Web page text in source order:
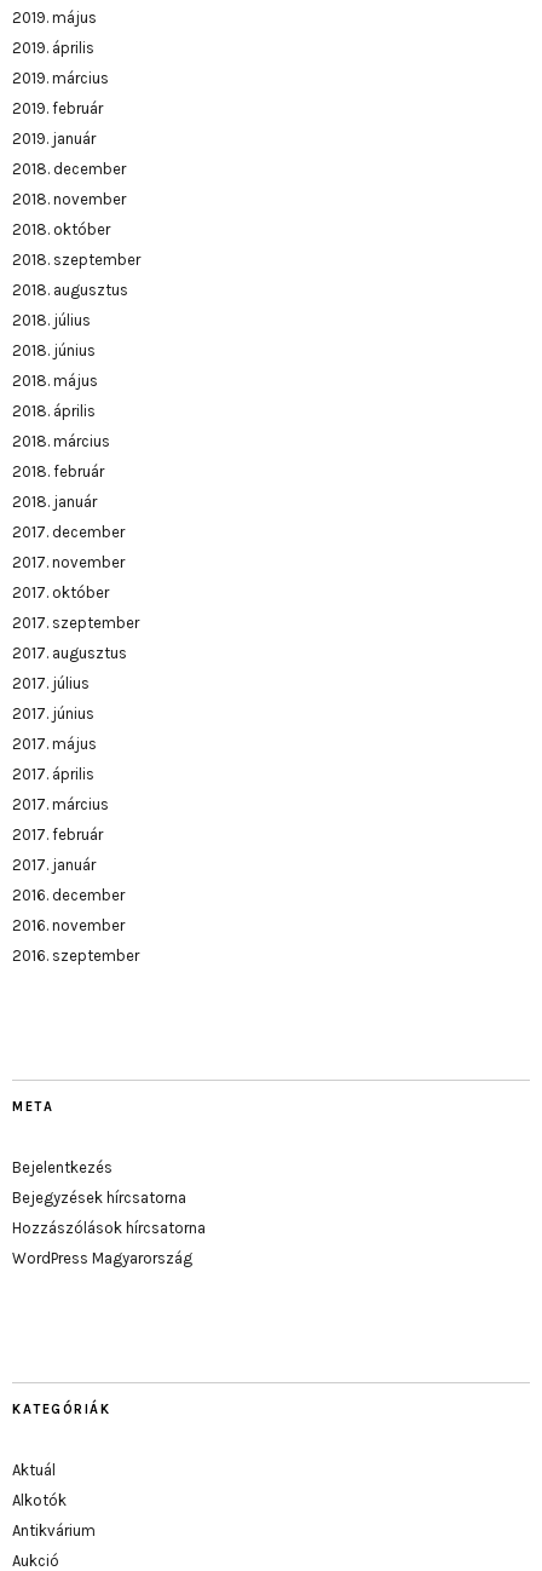
2019. május
2019. április
2019. március
2019. február
2019. január
2018. december
2018. november
2018. október
2018. szeptember
2018. augusztus
2018. július
2018. június
2018. május
2018. április
2018. március
2018. február
2018. január
2017. december
2017. november
2017. október
2017. szeptember
2017. augusztus
2017. július
2017. június
2017. május
2017. április
2017. március
2017. február
2017. január
2016. december
2016. november
2016. szeptember
META
Bejelentkezés
Bejegyzések hírcsatorna
Hozzászólások hírcsatorna
WordPress Magyarország
KATEGÓRIÁK
Aktuál
Alkotók
Antikvárium
Aukció